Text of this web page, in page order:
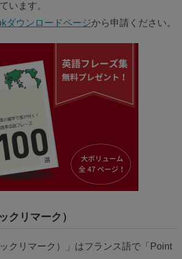
います。
ダウンロードページから申請ください。
クリマーク）
クリマーク）」はフランス語で「Point